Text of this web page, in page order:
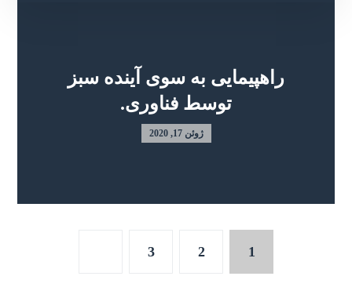
راهپیمایی به سوی آینده سبز
توسط فناوری.
ژوئن 17, 2020
1
2
3